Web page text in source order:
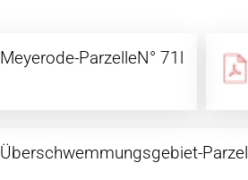
Meyerode-ParzelleN° 71l
Überschwemmungsgebiet-